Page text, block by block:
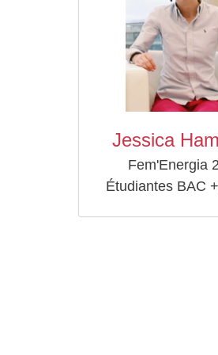
Jessica
Fem'Energia
Étudiantes BAC